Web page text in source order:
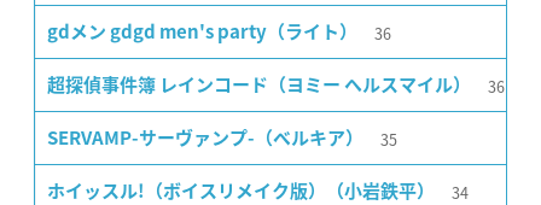
gdメン gdgd men's party（ライト） 36
超探偵事件簿 レインコード（ヨミー ヘルスマイル） 36
SERVAMP-サーヴァンプ-（ベルキア） 35
ホイッスル!（ボイスリメイク版）（小岩鉄平） 34